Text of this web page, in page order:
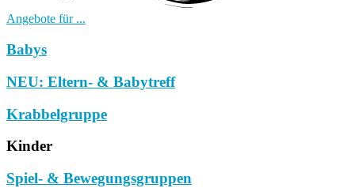
Angebote für ...
Babys
NEU: Eltern- & Babytreff
Krabbelgruppe
Kinder
Spiel- & Bewegungsgruppen